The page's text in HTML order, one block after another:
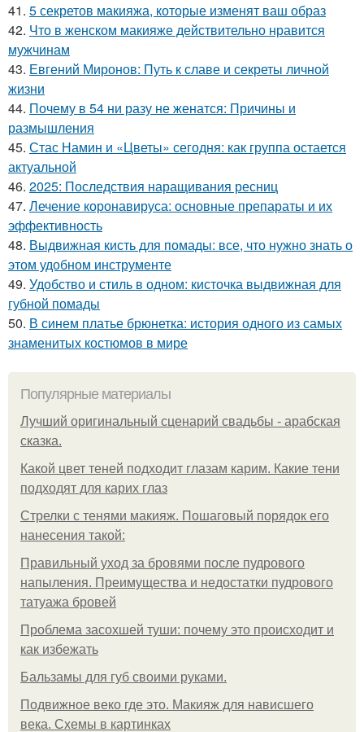
41. 5 секретов макияжа, которые изменят ваш образ
42. Что в женском макияже действительно нравится
мужчинам
43. Евгений Миронов: Путь к славе и секреты личной
жизни
44. Почему в 54 ни разу не женатся: Причины и
размышления
45. Стас Намин и «Цветы» сегодня: как группа остается
актуальной
46. 2025: Последствия наращивания ресниц
47. Лечение коронавируса: основные препараты и их
эффективность
48. Выдвижная кисть для помады: все, что нужно знать о
этом удобном инструменте
49. Удобство и стиль в одном: кисточка выдвижная для
губной помады
50. В синем платье брюнетка: история одного из самых
знаменитых костюмов в мире
Популярные материалы
Лучший оригинальный сценарий свадьбы - арабская
сказка.
Какой цвет теней подходит глазам карим. Какие тени
подходят для карих глаз
Стрелки с тенями макияж. Пошаговый порядок его
нанесения такой:
Правильный уход за бровями после пудрового
напыления. Преимущества и недостатки пудрового
татуажа бровей
Проблема засохшей туши: почему это происходит и
как избежать
Бальзамы для губ своими руками.
Подвижное веко где это. Макияж для нависшего
века. Схемы в картинках